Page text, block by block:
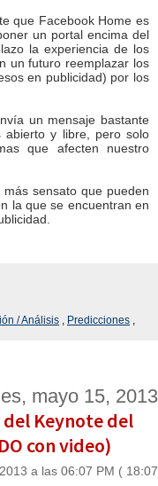
que Facebook Home es
un portal encima del
la experiencia de los
un futuro reemplazar los
en publicidad) por los
un mensaje bastante
abierto y libre, pero solo
que afecten nuestro
sensato que pueden
la que se encuentran en
/ Análisis , Predicciones ,
mayo 15, 2013
del Keynote del
con video)
a las 06:07 PM ( 18:07